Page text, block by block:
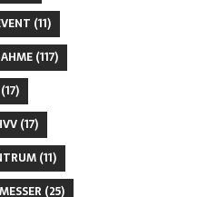
(11)
(117)
(17)
(17)
(11)
MESSER (25)